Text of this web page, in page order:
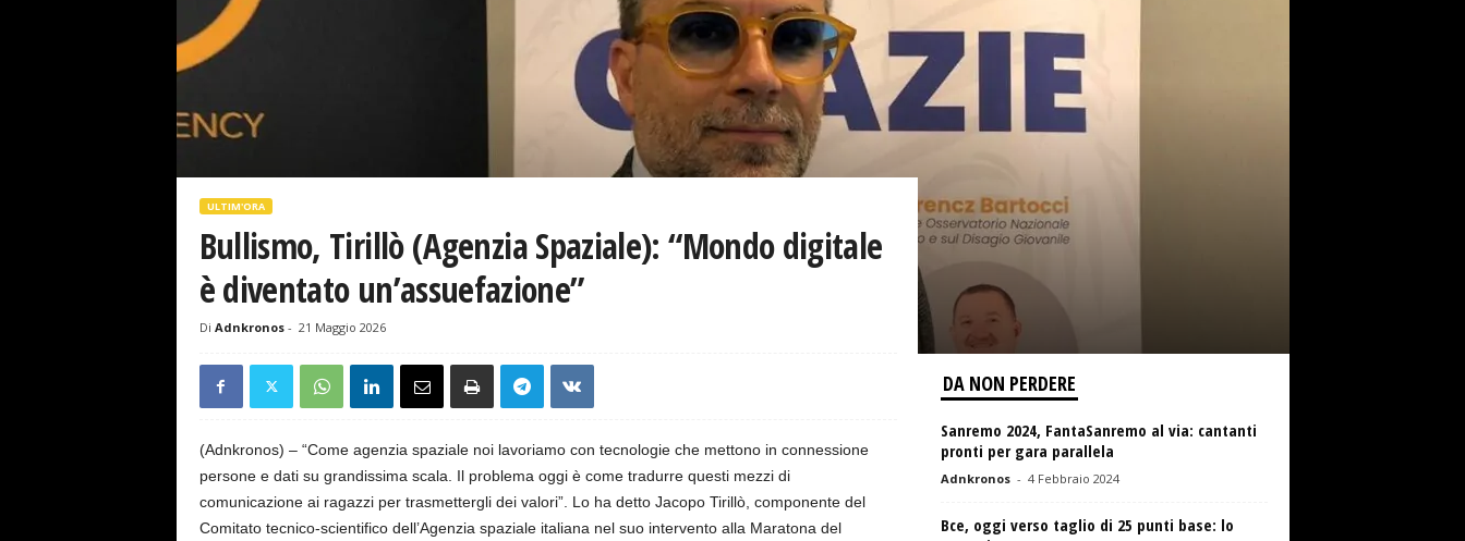
ULTIM'ORA
Bullismo, Tirillò (Agenzia Spaziale): “Mondo digitale
è diventato un’assuefazione”
Di Adnkronos- 21 Maggio 2026
(Adnkronos) – “Come agenzia spaziale noi lavoriamo con tecnologie che mettono in connessione
persone e dati su grandissima scala. Il problema oggi è come tradurre questi mezzi di
comunicazione ai ragazzi per trasmettergli dei valori”. Lo ha detto Jacopo Tirillò, componente del
Comitato tecnico-scientifico dell’Agenzia spaziale italiana nel suo intervento alla Maratona del
DA NON PERDERE
Sanremo 2024, FantaSanremo al via: cantanti
pronti per gara parallela
Adnkronos - 4 Febbraio 2024
Bce, oggi verso taglio di 25 punti base: lo